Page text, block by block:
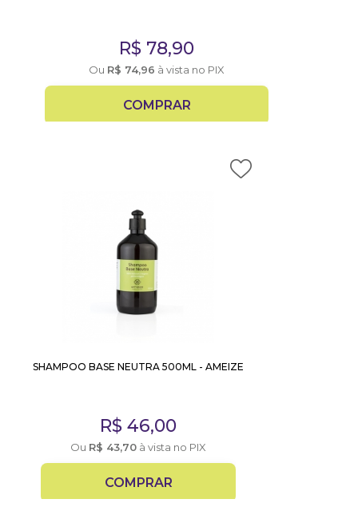
R$ 78,90
Ou R$ 74,96 à vista no PIX
COMPRAR
SHAMPOO BASE NEUTRA 500ML - AMEIZE
R$ 46,00
Ou R$ 43,70 à vista no PIX
COMPRAR